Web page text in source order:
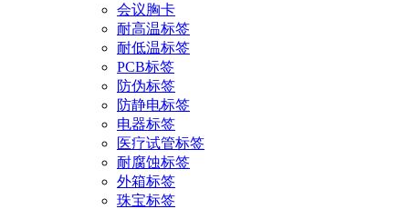
会议胸卡
耐高温标签
耐低温标签
PCB标签
防伪标签
防静电标签
电器标签
医疗试管标签
耐腐蚀标签
外箱标签
珠宝标签